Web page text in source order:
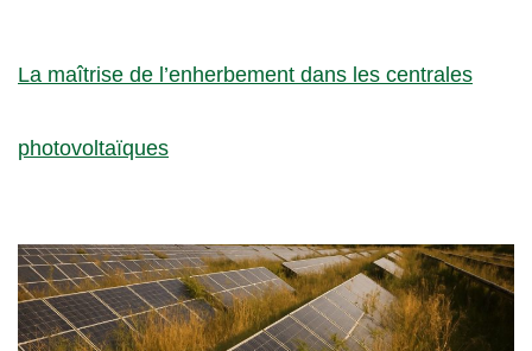
La maîtrise de l’enherbement dans les centrales
photovoltaïques